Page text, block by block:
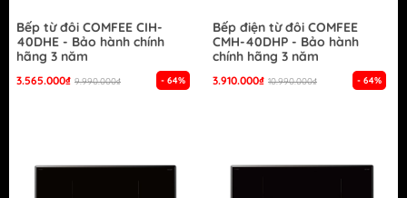
- 64%
Bếp từ đôi COMFEE CIH-
40DHE - Bảo hành chính
hãng 3 năm
3.565.000₫ 9.990.000₫ - 64%
Bếp điện từ đôi COMFEE
CMH-40DHP - Bảo hành
chính hãng 3 năm
3.910.000₫ 10.990.000₫